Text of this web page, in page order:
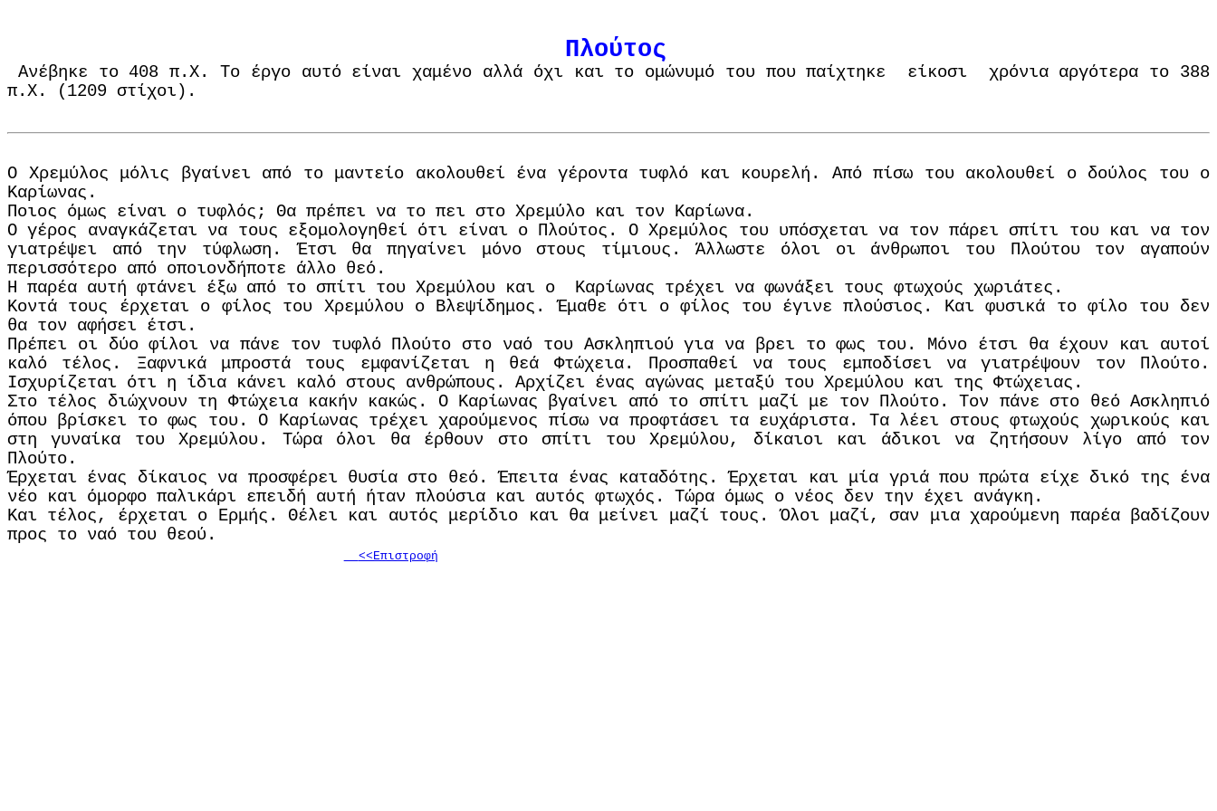
Πλούτος
Ανέβηκε το 408 π.Χ. Το έργο αυτό είναι χαμένο αλλά όχι και το ομώνυμό του που παίχτηκε είκοσι χρόνια αργότερα το 388
π.Χ. (1209 στίχοι).
Ο Χρεμύλος μόλις βγαίνει από το μαντείο ακολουθεί ένα γέροντα τυφλό και κουρελή. Από πίσω του ακολουθεί ο δούλος του ο
Καρίωνας.
Ποιος όμως είναι ο τυφλός; Θα πρέπει να το πει στο Χρεμύλο και τον Καρίωνα.
Ο γέρος αναγκάζεται να τους εξομολογηθεί ότι είναι ο Πλούτος. Ο Χρεμύλος του υπόσχεται να τον πάρει σπίτι του και να τον
γιατρέψει από την τύφλωση. Έτσι θα πηγαίνει μόνο στους τίμιους. Άλλωστε όλοι οι άνθρωποι του Πλούτου τον αγαπούν
περισσότερο από οποιονδήποτε άλλο θεό.
Η παρέα αυτή φτάνει έξω από το σπίτι του Χρεμύλου και ο Καρίωνας τρέχει να φωνάξει τους φτωχούς χωριάτες.
Κοντά τους έρχεται ο φίλος του Χρεμύλου ο Βλεψίδημος. Έμαθε ότι ο φίλος του έγινε πλούσιος. Και φυσικά το φίλο του δεν
θα τον αφήσει έτσι.
Πρέπει οι δύο φίλοι να πάνε τον τυφλό Πλούτο στο ναό του Ασκληπιού για να βρει το φως του. Μόνο έτσι θα έχουν και αυτοί
καλό τέλος. Ξαφνικά μπροστά τους εμφανίζεται η θεά Φτώχεια. Προσπαθεί να τους εμποδίσει να γιατρέψουν τον Πλούτο.
Ισχυρίζεται ότι η ίδια κάνει καλό στους ανθρώπους. Αρχίζει ένας αγώνας μεταξύ του Χρεμύλου και της Φτώχειας.
Στο τέλος διώχνουν τη Φτώχεια κακήν κακώς. Ο Καρίωνας βγαίνει από το σπίτι μαζί με τον Πλούτο. Τον πάνε στο θεό Ασκληπιό
όπου βρίσκει το φως του. Ο Καρίωνας τρέχει χαρούμενος πίσω να προφτάσει τα ευχάριστα. Τα λέει στους φτωχούς χωρικούς και
στη γυναίκα του Χρεμύλου. Τώρα όλοι θα έρθουν στο σπίτι του Χρεμύλου, δίκαιοι και άδικοι να ζητήσουν λίγο από τον
Πλούτο.
Έρχεται ένας δίκαιος να προσφέρει θυσία στο θεό. Έπειτα ένας καταδότης. Έρχεται και μία γριά που πρώτα είχε δικό της ένα
νέο και όμορφο παλικάρι επειδή αυτή ήταν πλούσια και αυτός φτωχός. Τώρα όμως ο νέος δεν την έχει ανάγκη.
Και τέλος, έρχεται ο Ερμής. Θέλει και αυτός μερίδιο και θα μείνει μαζί τους. Όλοι μαζί, σαν μια χαρούμενη παρέα βαδίζουν
προς το ναό του θεού.
<<Επιστροφή